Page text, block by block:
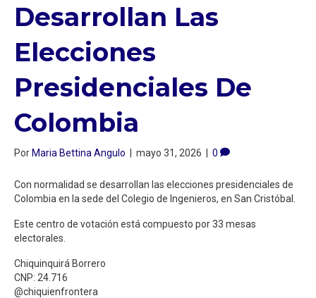
Desarrollan Las
Elecciones
Presidenciales De
Colombia
PorMaria Bettina Angulo | mayo 31, 2026 | 0
Con normalidad se desarrollan las elecciones presidenciales de
Colombia en la sede del Colegio de Ingenieros, en San Cristóbal.
Este centro de votación está compuesto por 33 mesas
electorales.
Chiquinquirá Borrero
CNP: 24.716
@chiquienfrontera